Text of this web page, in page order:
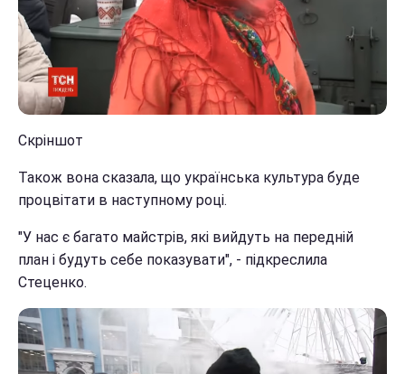
Скріншот
Також вона сказала, що українська культура буде
процвітати в наступному році.
"У нас є багато майстрів, які вийдуть на передній
план і будуть себе показувати", - підкреслила
Стеценко.